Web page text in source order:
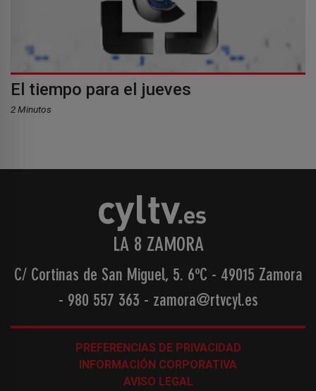
El tiempo para el jueves
2 Minutos
LA 8 ZAMORA
C/ Cortinas de San Miguel, 5. 6ºC - 49015 Zamora
- 980 557 363 - zamora@rtvcyl.es
PREFERENCIAS DE PRIVACIDAD
INFORMACIÓN CORPORATIVA
AVISO LEGAL